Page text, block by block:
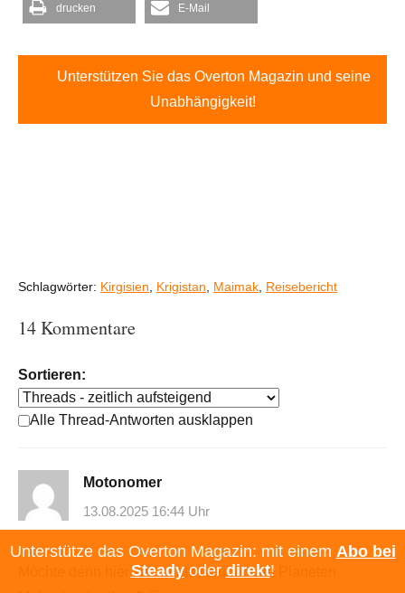
drucken E-Mail
Unterstützen Sie das Overton Magazin und seine
Unabhängigkeit!
Schlagwörter: Kirgisien, Krigistan, Maimak, Reisebericht
14 Kommentare
Sortieren:
Alle Thread-Antworten ausklappen
Motonomer
13.08.2025 16:44 Uhr
Möchte denn hier keiner etwas über den Planeten
Unterstütze das Overton Magazin: mit einem Abo bei
Steadyoder direkt!